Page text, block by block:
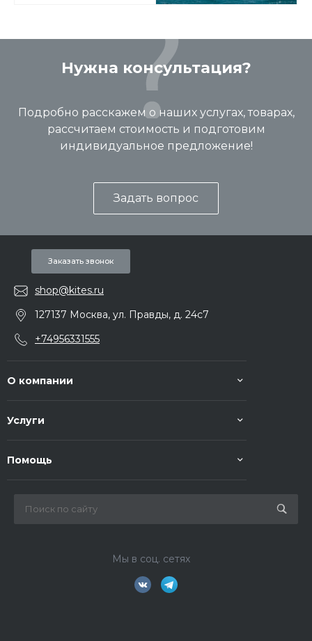
Нужна консультация?
Подробно расскажем о наших услугах, товарах,
рассчитаем стоимость и подготовим
индивидуальное предложение!
Задать вопрос
Заказать звонок
shop@kites.ru
127137 Москва, ул. Правды, д. 24с7
+74956331555
О компании
Услуги
Помощь
Мы в соц. сетях